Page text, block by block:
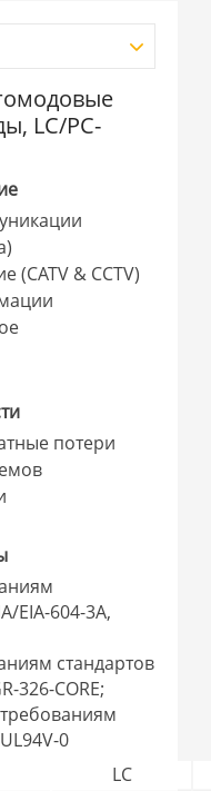
LC/PC-
(CATV & CCTV)
потери
EIA-604-3A,
стандартов
326-CORE;
0
LC